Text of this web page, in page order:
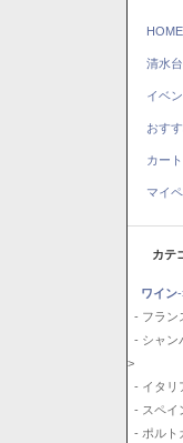
HOME
清水
イベ
おす
カー
マイ
カテ
ワイン-
- フラン
- シャン
>
- イタリ
- スペイ
- ポルト